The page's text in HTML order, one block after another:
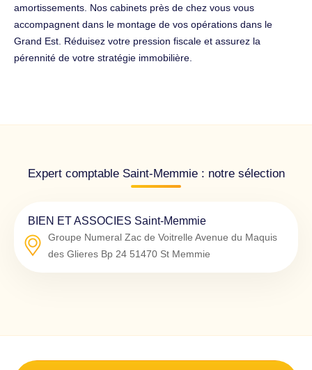
amortissements. Nos cabinets près de chez vous vous
accompagnent dans le montage de vos opérations dans le
Grand Est. Réduisez votre pression fiscale et assurez la
pérennité de votre stratégie immobilière.
Expert comptable Saint-Memmie : notre sélection
BIEN ET ASSOCIES Saint-Memmie
Groupe Numeral Zac de Voitrelle Avenue du Maquis
des Glieres Bp 24 51470 St Memmie